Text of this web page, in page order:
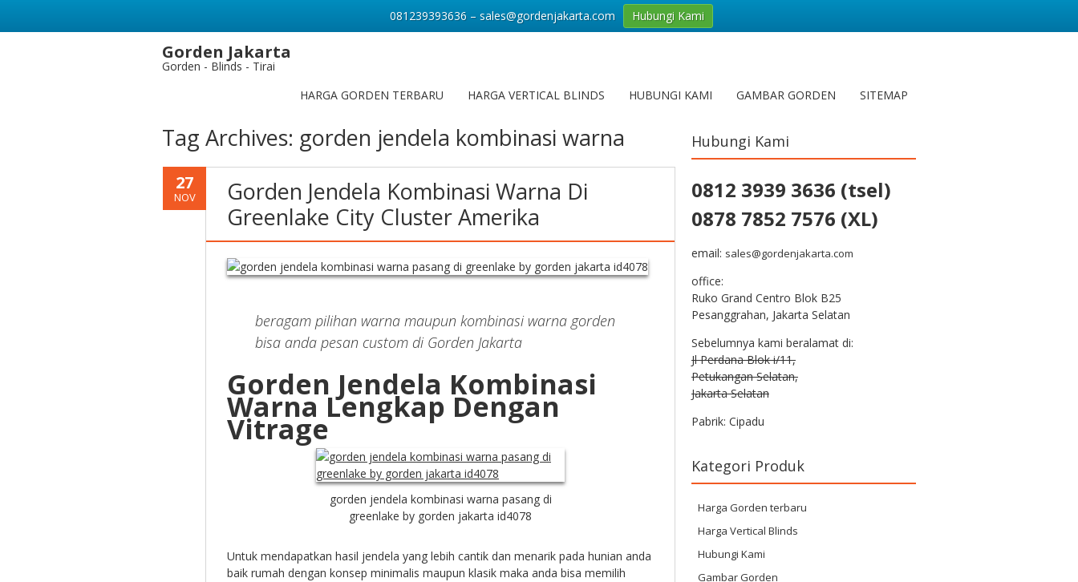
Gorden Jakarta
Gorden - Blinds - Tirai
HARGA GORDEN TERBARU
HARGA VERTICAL BLINDS HUBUNGI KAMI GAMBAR GORDEN SITEMAP
Tag Archives: gorden jendela kombinasi warna
27
NOV
Gorden Jendela Kombinasi Warna Di
Greenlake City Cluster Amerika
beragam pilihan warna maupun kombinasi warna gorden
bisa anda pesan custom di Gorden Jakarta
Gorden Jendela Kombinasi
Warna Lengkap Dengan
Vitrage
gorden jendela kombinasi warna pasang di
greenlake by gorden jakarta id4078
Untuk mendapatkan hasil jendela yang lebih cantik dan menarik pada hunian anda
baik rumah dengan konsep minimalis maupun klasik maka anda bisa memilih
Hubungi Kami
0812 3939 3636 (tsel)
0878 7852 7576 (XL)
email: sales@gordenjakarta.com
office:
Ruko Grand Centro Blok B25
Pesanggrahan, Jakarta Selatan
Sebelumnya kami beralamat di:
Jl Perdana Blok i/11,
Petukangan Selatan,
Jakarta Selatan
Pabrik: Cipadu
Kategori Produk
Harga Gorden terbaru
Harga Vertical Blinds
Hubungi Kami
Gambar Gorden
081239393636 – sales@gordenjakarta.com Hubungi Kami